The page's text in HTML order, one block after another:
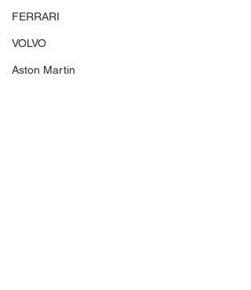
FERRARI
VOLVO
Aston Martin